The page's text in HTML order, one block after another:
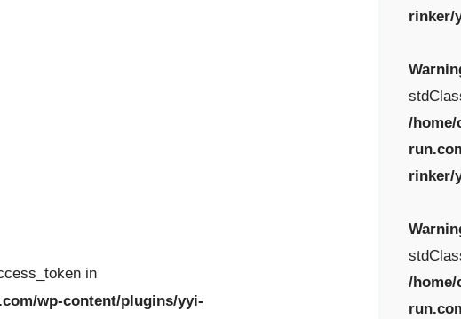
in
wp-content/plugins/yyi-
rinker/
/home/
rinker/
/home/